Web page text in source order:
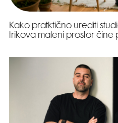
Kako pratktično urediti
trikova maleni prostor čine